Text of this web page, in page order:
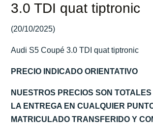
3.0 TDI quat tiptronic
(20/10/2025)
Audi S5 Coupé 3.0 TDI quat tiptronic
PRECIO INDICADO ORIENTATIVO
NUESTROS PRECIOS SON
LA ENTREGA EN CUALQUIER
MATRICULADO TRANSFERIDO Y